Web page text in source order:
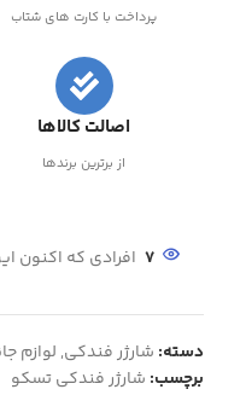
پرداخت با کارت های شتاب
اصالت کالاها
از برترین برندها
7 افرادی که اکنون
دسته: شارژر فندکی, لوازم
برچسب: شارژر فندکی تسکو